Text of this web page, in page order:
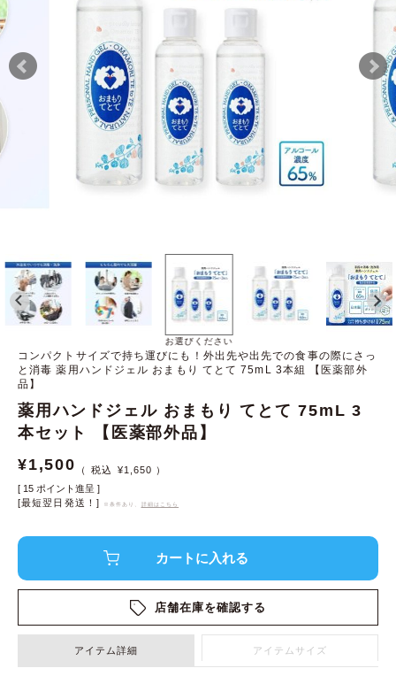
お選びください
コンパクトサイズで持ち運びにも！外出先や出先での食事の際にさっ
と消毒 薬用ハンドジェル おまもり てとて 75mL 3本組 【医薬部外
品】
薬用ハンドジェル おまもり てとて 75mL 3
本セット 【医薬部外品】
¥1,500 ¥1,650
[ 15 ポイント進呈 ]
[最短翌日発送！]
※条件あり、 詳細はこちら
店舗在庫を確認する
アイテム詳細 アイテムサイズ